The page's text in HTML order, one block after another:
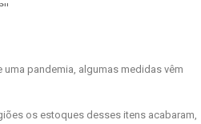
pandemia, algumas medidas vêm
os estoques desses itens acabaram,